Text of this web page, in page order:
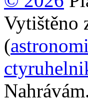
Vytištěno
(